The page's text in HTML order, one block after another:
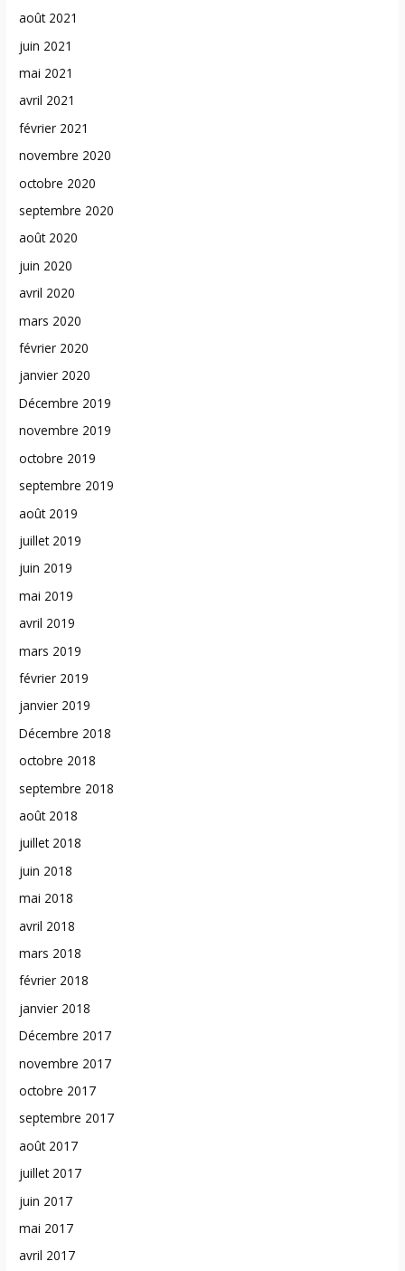
août 2021
juin 2021
mai 2021
avril 2021
février 2021
novembre 2020
octobre 2020
septembre 2020
août 2020
juin 2020
avril 2020
mars 2020
février 2020
janvier 2020
Décembre 2019
novembre 2019
octobre 2019
septembre 2019
août 2019
juillet 2019
juin 2019
mai 2019
avril 2019
mars 2019
février 2019
janvier 2019
Décembre 2018
octobre 2018
septembre 2018
août 2018
juillet 2018
juin 2018
mai 2018
avril 2018
mars 2018
février 2018
janvier 2018
Décembre 2017
novembre 2017
octobre 2017
septembre 2017
août 2017
juillet 2017
juin 2017
mai 2017
avril 2017